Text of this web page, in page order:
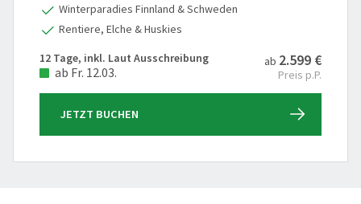
Winterparadies Finnland & Schweden
Rentiere, Elche & Huskies
12 Tage, inkl. Laut Ausschreibung
ab Fr. 12.03.
ab 2.599 €
Preis p.P.
JETZT BUCHEN